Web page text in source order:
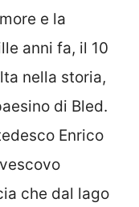
e la
anni fa, il 10
nella storia,
di Bled.
Enrico
che dal lago